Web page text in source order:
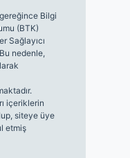
Bilgi
(BTK)
Sağlayıcı
nedenle,
içeriklerin
siteye üye
etmiş